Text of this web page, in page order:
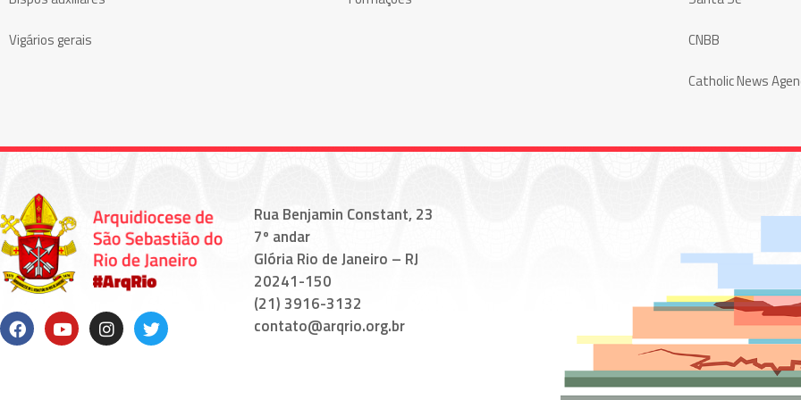
Vigários gerais
CNBB
Catholic News
Rua Benjamin Constant, 23
7º andar
Glória Rio de Janeiro – RJ
20241-150
(21) 3916-3132
contato@arqrio.org.br